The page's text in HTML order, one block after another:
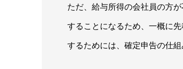
ただ、給与所得の会社員の方
することになるため、一概に
するためには、確定申告の仕